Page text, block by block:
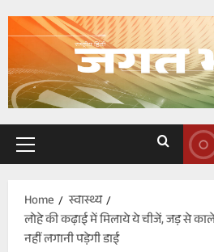
Primary
Home
स्वास्थ्य
लोहे की कढ़ाई में मिलाये ये चीजें, जड़ से
नहीं लगानी पड़ेगी डाई